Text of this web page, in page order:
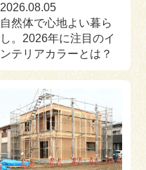
2026.08.05
自然体で心地よい暮ら
し。2026年に注目のイ
ンテリアカラーとは？